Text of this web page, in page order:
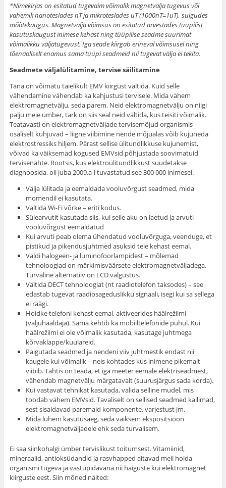
*Nimekirjas on esitatud tugevaim võimalik magnetvälja tugevus või
vahemik nanoteslades nT ja mikroteslades uT (1000nT=1uT), sulgudes
mõõtekaugus. Magnetvälja võimsus on esitatud arvestades tüüpilist
kasutuskaugust inimese kehast ning tüüpilise seadme suurimat
võimalikku väljatugevust. Iga seade kiirgab erineval võimsusel ning
tõenäoliselt enamus sama tüüpi seadmeid nii tugevat välja ei tekita.
Seadmete väljalülitamine, tervise säilitamine
Täna on võimatu täielikult EMV kiirgust vältida. Kuid selle
vähendamine vähendab ka kahjustusi tervisele. Mida vähem
elektromagnetvälju, seda parem. Neid elektromagnetvälju on niigi
palju meie ümber, tark on siis seal neid vältida, kus teisiti võimalik.
Teatavasti on elektromagnetväljade tervisemõjud organismis
osaliselt kuhjuvad – liigne viibimine nende mõjualas võib kujuneda
elektrostressiks hiljem. Pärast sellise ülitundlikkuse kujunemist,
võivad ka väiksemad kogused EMVsid põhjustada soovimatuid
tervisenähte. Rootsis, kus elektroülitundlikkust suudetakse
diagnoosida, oli juba 2009.a-l tuvastatud see 300 000 inimesel.
Välja lülitada ja eemaldada vooluvõrgust seadmed, mida
momendil ei kasutata.
Vältida Wi-Fi võrke – eriti kodus.
Sülearvutit kasutada siis, kui selle aku on laetud ja arvuti
vooluvõrgust eemaldatud
Kui arvuti peab olema ühendatud vooluvõrguga, veenduge, et
pistikud ja pikendusjuhtmed asuksid teie kehast eemal.
Väldi halogeen- ja luminofoorlampidest – mõlemad
tehnoloogiad on märkimisväärsete elektromagnetväljadega.
Turvaline alternatiiv on LCD valgustus.
Vältida DECT tehnoloogiat (nt raadiotelefon taksodes) – see
edastab tugevat raadiosageduslikku signaali, isegi kui sa sellega
ei räägi.
Hoidke telefoni kehast eemal, aktiveerides häälrežiimi
(valjuhääldaja). Sama kehtib ka mobiiltelefonide puhul. Kui
häälrežiimi ei ole võimalik kasutada, kasutage juhtmega
kõrvaklappe/kuulareid.
Paigutada seadmed ja nendeni viiv juhtmestik endast nii
kaugele kui võimalik – neis kohtades kus inimene pikemalt
viibib. Tähtis on teada, et iga meeter eemale elektriseadmest,
vähendab magnetvälju märgatavalt (suurusjärgus sada korda).
Kui vastavat tehnikat kasutada, valida selline mudel, mis
toodab vähem EMVsid. Tavaliselt on sellised seadmed kallimad,
sest sisaldavad paremaid komponente, varjestust jm.
Mida lühem kasutusaeg, seda väiksem ekspositsioon
elektromagnetväljadele ehk seda turvalisem.
Ei saa siinkohalgi ümber tervislikust toitumsest. Vitamiinid,
mineraalid, antioksüdandid ja rasvhapped aitavad meil hoida
organismi tugeva ja vastupidavana nii haiguste kui elektromagnet
kiirguste eest. Siin mõned näited: